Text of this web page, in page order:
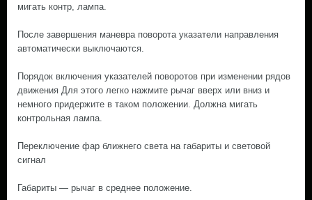
мигать контр, лампа.
После завершения маневра поворота указатели направления
автоматически выключаются.
Порядок включения указателей поворотов при изменении рядов
движения Для этого легко нажмите рычаг вверх или вниз и
немного придержите в таком положении. Должна мигать
контрольная лампа.
Переключение фар ближнего света на габариты и световой
сигнал
Габариты — рычаг в среднее положение.